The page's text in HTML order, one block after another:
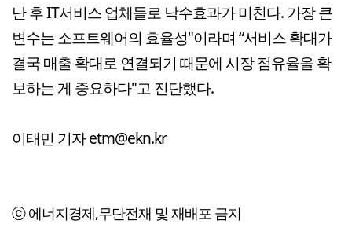
난 후 IT서비스 업체들로 낙수효과가 미친다. 가장 큰
변수는 소프트웨어의 효율성"이라며 “서비스 확대가
결국 매출 확대로 연결되기 때문에 시장 점유율을 확
보하는 게 중요하다"고 진단했다.
이태민 기자 etm@ekn.kr
ⓒ 에너지경제,무단전재 및 재배포 금지